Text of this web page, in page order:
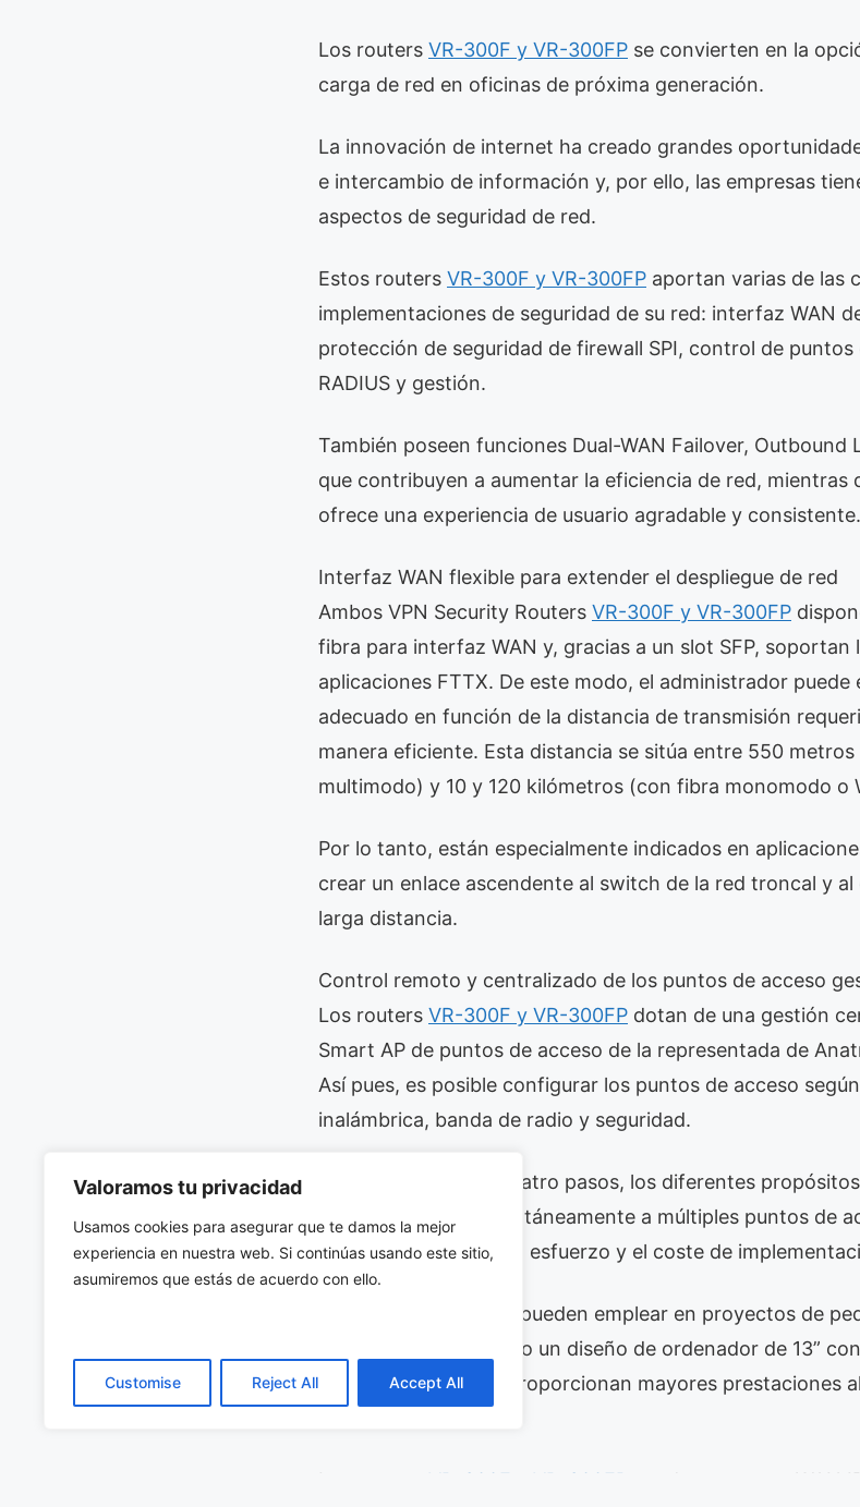
Valoramos tu privacidad
Usamos cookies para asegurar que te damos la mejor
experiencia en nuestra web. Si continúas usando este sitio,
asumiremos que estás de acuerdo con ello.
Customise Reject All Accept All
Los routers VR-300F y VR-300FP se convierten en la
carga de red en oficinas de próxima generación.
La innovación de internet ha creado grandes
e intercambio de información y, por ello, las empresas
aspectos de seguridad de red.
Estos routers VR-300F y VR-300FP aportan varias de las
implementaciones de seguridad de su red: interfaz WAN
protección de seguridad de firewall SPI, control de
RADIUS y gestión.
También poseen funciones Dual-WAN Failover, Outbound
que contribuyen a aumentar la eficiencia de red, mientras
ofrece una experiencia de usuario agradable y consistente.
Interfaz WAN flexible para extender el despliegue de red
Ambos VPN Security Routers VR-300F y VR-300FP
fibra para interfaz WAN y, gracias a un slot SFP, soportan
aplicaciones FTTX. De este modo, el administrador puede
adecuado en función de la distancia de transmisión
manera eficiente. Esta distancia se sitúa entre 550
multimodo) y 10 y 120 kilómetros (con fibra monomodo o
Por lo tanto, están especialmente indicados en
crear un enlace ascendente al switch de la red troncal y
larga distancia.
Control remoto y centralizado de los puntos de acceso
Los routers VR-300F y VR-300FP dotan de una gestión
Smart AP de puntos de acceso de la representada de
Así pues, es posible configurar los puntos de acceso
inalámbrica, banda de radio y seguridad.
Con un proceso de cuatro pasos, los diferentes
pueden entregar simultáneamente a múltiples puntos de
minimizar el tiempo, el esfuerzo y el coste de
Ambas novedades se pueden emplear en proyectos de
cien personas), usando un diseño de ordenador de 13”
WAN/LAN. Además, proporcionan mayores prestaciones
VR-300F y VR-300FP
pueden conectar WAN